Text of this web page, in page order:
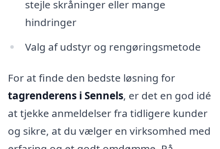
stejle skråninger eller mange
hindringer
Valg af udstyr og rengøringsmetode
For at finde den bedste løsning for
tagrenderens i Sennels, er det en god idé
at tjekke anmeldelser fra tidligere kunder
og sikre, at du vælger en virksomhed med